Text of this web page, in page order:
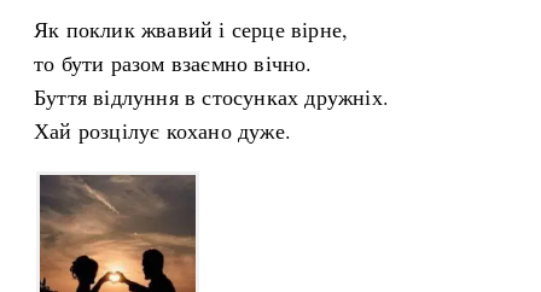
Як поклик жвавий і серце вірне,
то бути разом взаємно вічно.
Буття відлуння в стосунках дружніх.
Хай розцілує кохано дуже.